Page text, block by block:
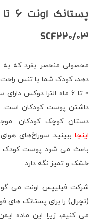
SCF220/03
محصولی منحصر بفرد که
دهد، کودک شما با تنس
0 تا 6 ماه الترا دوکس
داشتن پوست کودکان است.
دستان کوچک کودکان.
اینجا ببینید. سوراخ‌های
باعث می شود پوست کودک
خشک و تمیز نگه دارد.
شرکت فیلیپس اونت می
(نچرال) را برای پستانک های
می کنیم، زیرا این ماده